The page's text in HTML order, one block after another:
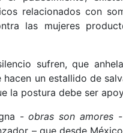
relacionados con
las mujeres
sufren, que
un estallido de
la postura debe ser
-obras son amores
– que desde